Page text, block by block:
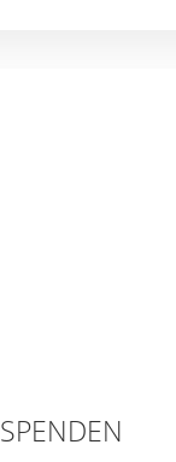
SPENDEN